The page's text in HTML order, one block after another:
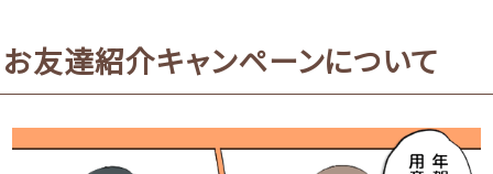
お友達紹介キャンペーンについて